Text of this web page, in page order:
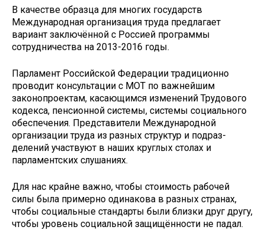
В качестве образца для многих государств
Международная организация труда предлагает
вариант заключённой с Россией программы
сотрудничества на 2013-2016 годы.
Парламент Российской Федерации традиционно
проводит консультации с МОТ по важнейшим
законопроектам, касающимся изменений Трудового
кодекса, пенсионной системы, системы социального
обеспечения. Представители Международной
организации труда из разных структур и подраз­
делений участвуют в наших круглых столах и
парламентских слушаниях.
Для нас крайне важно, чтобы стоимость рабочей
силы была примерно одинакова в разных странах,
чтобы социальные стандарты были близки друг другу,
чтобы уровень социальной защищённости не падал.